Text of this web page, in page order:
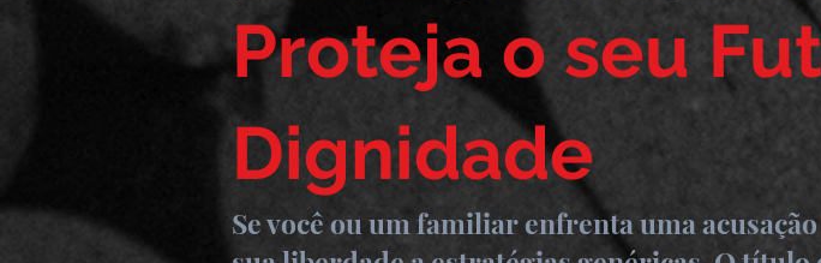
Proteja o seu
Dignidade
Se você ou um familiar enfrenta uma